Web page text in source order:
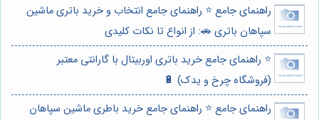
راهنمای جامع ⭐️ راهنمای جامع انتخاب و خرید باتری ماشین
سپاهان باتری 🚗: از انواع تا نکات کلیدی
⭐️ راهنمای جامع خرید باتری اوربیتال با گارانتی معتبر
(فروشگاه چرخ و یدک) 🔋
راهنمای جامع ⭐️ راهنمای جامع خرید باطری ماشین سپاهان